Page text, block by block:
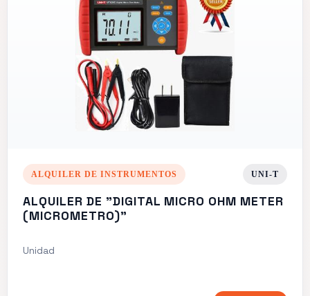
ALQUILER DE INSTRUMENTOS UNI-T
ALQUILER DE "DIGITAL MICRO OHM METER
(MICROMETRO)"
Unidad